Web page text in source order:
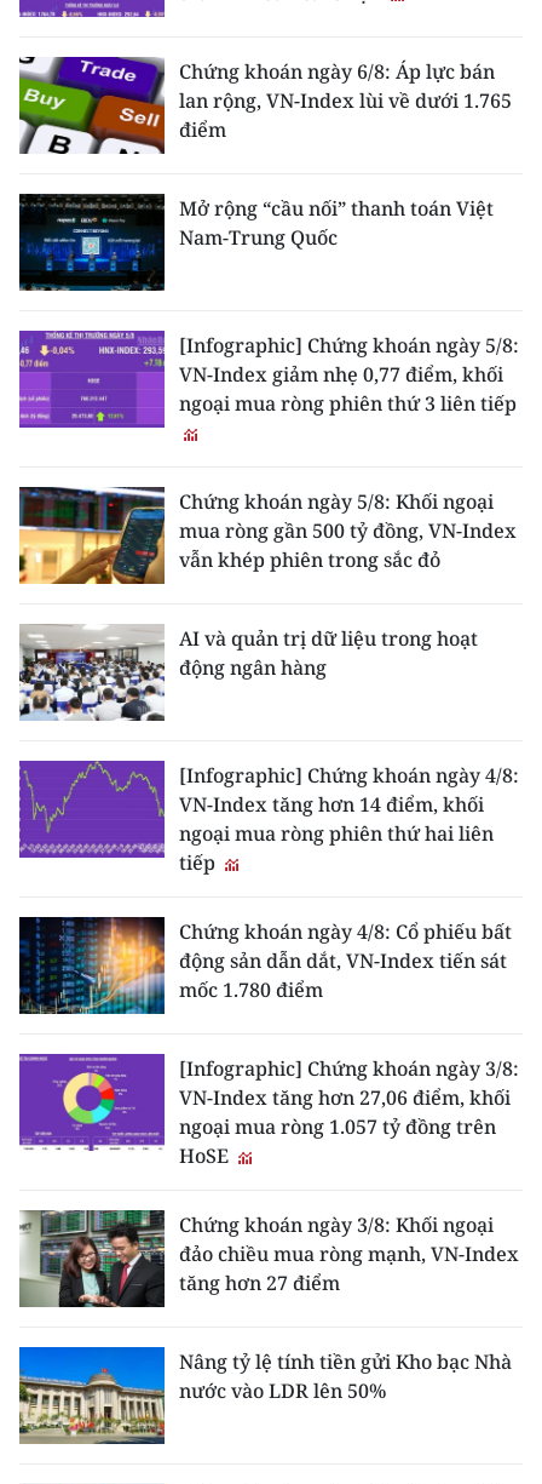
Chứng khoán ngày 6/8: Áp lực bán
lan rộng, VN-Index lùi về dưới 1.765
điểm
Mở rộng “cầu nối” thanh toán Việt
Nam-Trung Quốc
[Infographic] Chứng khoán ngày 5/8:
VN-Index giảm nhẹ 0,77 điểm, khối
ngoại mua ròng phiên thứ 3 liên tiếp
Chứng khoán ngày 5/8: Khối ngoại
mua ròng gần 500 tỷ đồng, VN-Index
vẫn khép phiên trong sắc đỏ
AI và quản trị dữ liệu trong hoạt
động ngân hàng
[Infographic] Chứng khoán ngày 4/8:
VN-Index tăng hơn 14 điểm, khối
ngoại mua ròng phiên thứ hai liên
tiếp
Chứng khoán ngày 4/8: Cổ phiếu bất
động sản dẫn dắt, VN-Index tiến sát
mốc 1.780 điểm
[Infographic] Chứng khoán ngày 3/8:
VN-Index tăng hơn 27,06 điểm, khối
ngoại mua ròng 1.057 tỷ đồng trên
HoSE
Chứng khoán ngày 3/8: Khối ngoại
đảo chiều mua ròng mạnh, VN-Index
tăng hơn 27 điểm
Nâng tỷ lệ tính tiền gửi Kho bạc Nhà
nước vào LDR lên 50%